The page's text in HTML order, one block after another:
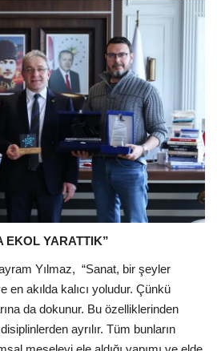
EKOL YARATTIK”
Yılmaz, “Sanat, bir şeyler
en akılda kalıcı yoludur. Çünkü
da dokunur. Bu özelliklerinden
ayrılır. Tüm bunların